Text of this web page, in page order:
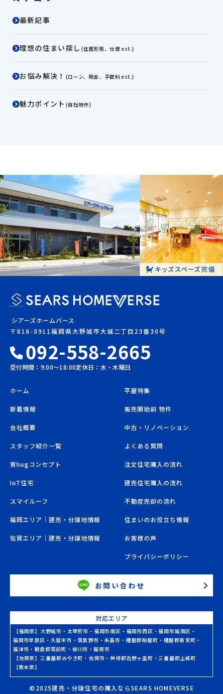
最新記事
理想の住まい探し (住居形態、仕様 ect.)
お悩み解決！ (ローン、税金、手数料 ect.)
魅力ポイント (自社物件)
シアーズホームバース
〒816-0911福岡県大野城市大城二丁目23番30号
092-558-2665
受付時間：9:00〜18:00定休日：水・木曜日
ホーム
新着情報
会社概要
スタッフ紹介一覧
育hugコンセプト
IoT住宅
スマイルーフ
福岡エリア｜建売・分譲地情報
佐賀エリア｜建売・分譲地情報
平屋特集
販売開始前 物件
中古・リノベーション
よくある質問
注文住宅購入の流れ
建売住宅購入の流れ
不動産売却の流れ
住まいのお役立ち情報
お客様の声
プライバシーポリシー
お問い合わせ
対応エリア
【福岡県】 大野城市 ・ 太宰府市 ・ 福岡市南区 ・ 福岡市西区 ・福岡市城南区 ・
福岡市早良区 ・ 久留米市 ・ 筑紫野市 ・ 糸島市 ・ 糟屋郡粕屋町 ・ 糟屋郡新宮町 ・
福津市 ・朝倉郡筑前町 ・ 柳川市 ・飯塚市
【佐賀県】 三養基郡みやき町 ・佐賀市 ・神埼郡吉野ヶ里町 ・三養基郡上峰町
【熊本県】
©2025建売・分譲住宅の購入ならSEARS HOMEVERSE